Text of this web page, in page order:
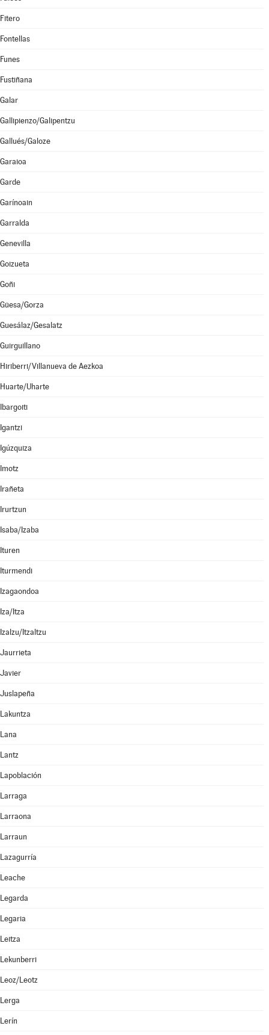
Fitero
Fontellas
Funes
Fustiñana
Galar
Gallipienzo/Galipentzu
Gallués/Galoze
Garaioa
Garde
Garínoain
Garralda
Genevilla
Goizueta
Goñi
Güesa/Gorza
Guesálaz/Gesalatz
Guirguillano
Hiriberri/Villanueva de Aezkoa
Huarte/Uharte
Ibargoiti
Igantzi
Igúzquiza
Imotz
Irañeta
Irurtzun
Isaba/Izaba
Ituren
Iturmendi
Izagaondoa
Iza/Itza
Izalzu/Itzaltzu
Jaurrieta
Javier
Juslapeña
Lakuntza
Lana
Lantz
Lapoblación
Larraga
Larraona
Larraun
Lazagurría
Leache
Legarda
Legaria
Leitza
Lekunberri
Leoz/Leotz
Lerga
Lerín